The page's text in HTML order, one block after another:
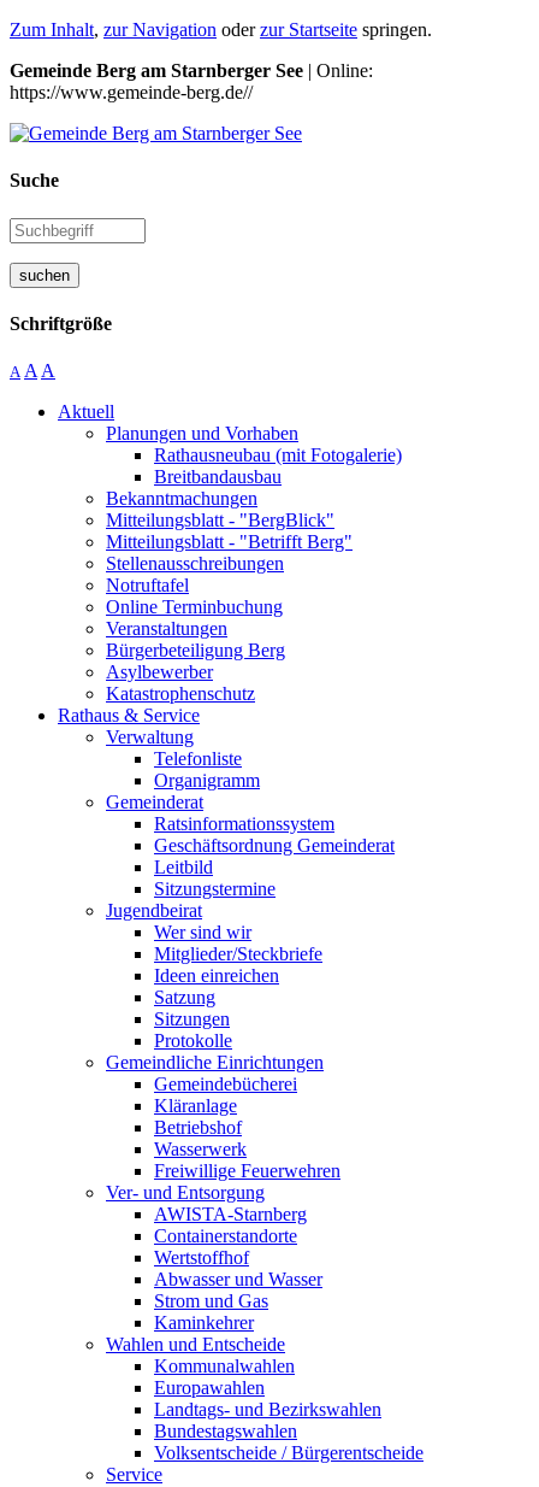
Zum Inhalt, zur Navigation oderzur Startseite springen.
Gemeinde Berg am Starnberger See | Online:
https://www.gemeinde-berg.de//
Suche
suchen
Schriftgröße
A A A
Aktuell
Planungen und Vorhaben
Rathausneubau (mit Fotogalerie)
Breitbandausbau
Bekanntmachungen
Mitteilungsblatt - "BergBlick"
Mitteilungsblatt - "Betrifft Berg"
Stellenausschreibungen
Notruftafel
Online Terminbuchung
Veranstaltungen
Bürgerbeteiligung Berg
Asylbewerber
Katastrophenschutz
Rathaus & Service
Verwaltung
Telefonliste
Organigramm
Gemeinderat
Ratsinformationssystem
Geschäftsordnung Gemeinderat
Leitbild
Sitzungstermine
Jugendbeirat
Wer sind wir
Mitglieder/Steckbriefe
Ideen einreichen
Satzung
Sitzungen
Protokolle
Gemeindliche Einrichtungen
Gemeindebücherei
Kläranlage
Betriebshof
Wasserwerk
Freiwillige Feuerwehren
Ver- und Entsorgung
AWISTA-Starnberg
Containerstandorte
Wertstoffhof
Abwasser und Wasser
Strom und Gas
Kaminkehrer
Wahlen und Entscheide
Kommunalwahlen
Europawahlen
Landtags- und Bezirkswahlen
Bundestagswahlen
Volksentscheide / Bürgerentscheide
Service